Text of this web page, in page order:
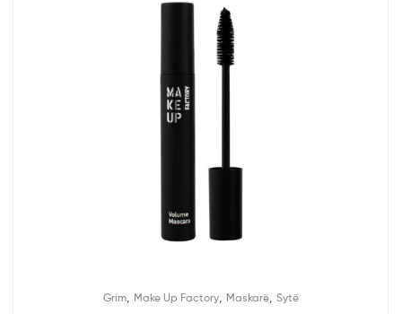
Grim, Make Up Factory, Maskarë, Sytë